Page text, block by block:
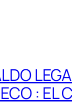
: EL